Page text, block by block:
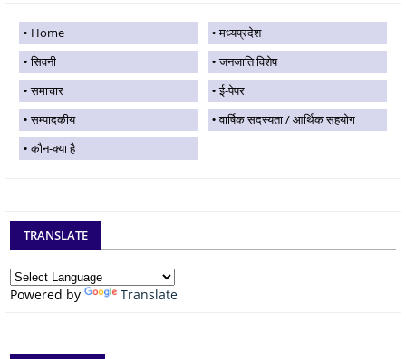
Home
मध्यप्रदेश
सिवनी
जनजाति विशेष
समाचार
ई-पेपर
सम्पादकीय
वार्षिक सदस्यता / आर्थिक सहयोग
कौन-क्या है
TRANSLATE
Powered by Translate